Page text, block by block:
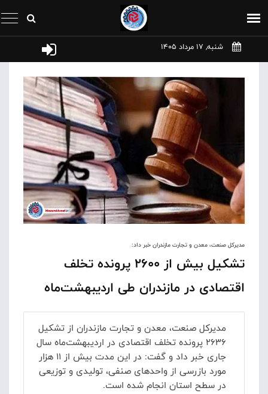
شنبه, 17 مرداد 1405
مدیرکل صنعت، معدن و تجارت مازندران خبر داد:
تشکیل بیش از ۲۶۰۰ پرونده تخلف
اقتصادی در مازندران طی اردیبهشت‌ماه
مدیرکل صنعت، معدن و تجارت مازندران از تشکیل
۲۶۳۶ پرونده تخلف اقتصادی در اردیبهشت‌ماه سال
جاری خبر داد و گفت: در این مدت بیش از ۱۱ هزار
مورد بازرسی از واحدهای صنفی، تولیدی و توزیعی
در سطح استان انجام شده است.